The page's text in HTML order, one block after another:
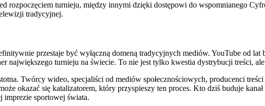
rozpoczęciem turnieju, między innymi dzięki dostępowi do wspomnianego
tradycyjnej.
przestaje być wyłączną domeną tradycyjnych mediów. YouTube od lat
największego turnieju na świecie. To nie jest tylko kwestia dystrybucji treści,
Twórcy wideo, specjaliści od mediów społecznościowych, producenci
okazać się katalizatorem, który przyspieszy ten proces. Kto dziś buduje
imprezie sportowej świata.